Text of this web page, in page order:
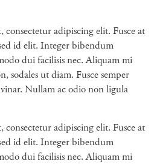
adipiscing elit. Fusce at
id elit. Integer bibendum
dui facilisis nec. Aliquam mi
sodales ut diam. Fusce semper
Nullam ac odio non ligula
adipiscing elit. Fusce at
id elit. Integer bibendum
dui facilisis nec. Aliquam mi